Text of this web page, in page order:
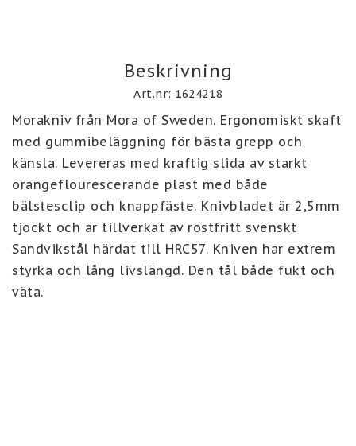
Beskrivning
Art.nr: 1624218
Morakniv från Mora of Sweden. Ergonomiskt skaft
med gummibeläggning för bästa grepp och
känsla. Levereras med kraftig slida av starkt
orangeflourescerande plast med både
bälstesclip och knappfäste. Knivbladet är 2,5mm
tjockt och är tillverkat av rostfritt svenskt
Sandvikstål härdat till HRC57. Kniven har extrem
styrka och lång livslängd. Den tål både fukt och
väta.